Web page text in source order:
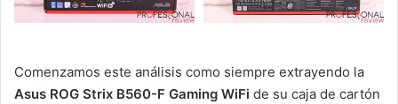
Comenzamos este análisis como siempre extrayendo la
Asus ROG Strix B560-F Gaming WiFi de su caja de cartón